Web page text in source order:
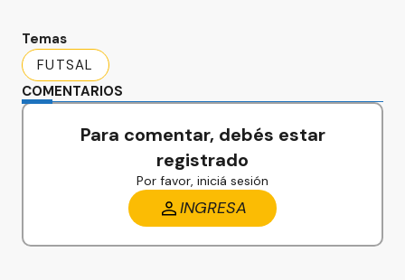
Temas
FUTSAL
COMENTARIOS
Para comentar, debés estar
registrado
Por favor, iniciá sesión
INGRESA